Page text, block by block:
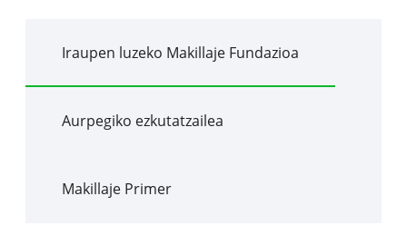
Iraupen luzeko Makillaje Fundazioa
Aurpegiko ezkutatzailea
Makillaje Primer